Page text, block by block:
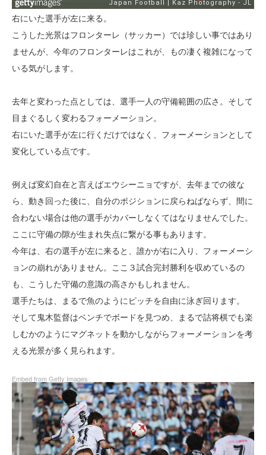
右にいた選手が左に来る。
こうした光景はフロンターレ（サッカー）では珍しい事ではあり
ませんが、今年のフロンターレはこれが、もの凄く複雑になって
いる気がします。
去年と変わった点としては、選手一人の守備範囲の広さ。そして
目まぐるしく変わるフォーメーション。
右にいた選手が左に行くだけではなく、フォーメーションとして
変化している点です。
例えば変幻自在と言えばエウシーニョですが、去年までの彼な
ら、動き回った後に、自分のポジションに戻らねばならず、間に
合わない場合は他の選手がカバーしなくてはなりませんでした。
ここに守備の隙が生まれ失点に繋がる事もあります。
今年は、右の選手が左に来ると、誰かが右に入り、フォーメーシ
ョンの崩れがありません。ここ３試合完封勝利を収めているの
も、こうした守備の意識の高さかもしれません。
選手たちは、まるで魚のようにピッチを自由に泳ぎ回ります。
そして鬼木監督はベンチでボードを見つめ、まるで詰将棋でも楽
しむかのようにマグネットを動かしながらフォーメーションを考
える光景が多く見られます。
Embed from Getty Images